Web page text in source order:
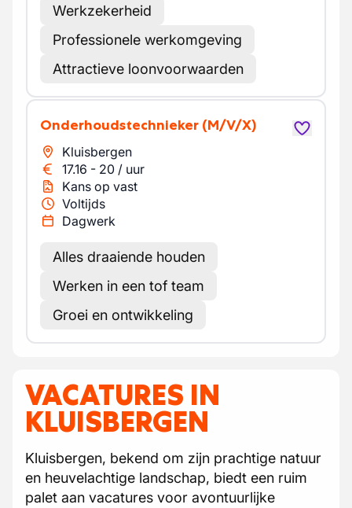
Werkzekerheid
Professionele werkomgeving
Attractieve loonvoorwaarden
Onderhoudstechnieker (M/V/X)
Kluisbergen
17.16 - 20 / uur
Kans op vast
Voltijds
Dagwerk
Alles draaiende houden
Werken in een tof team
Groei en ontwikkeling
VACATURES IN
KLUISBERGEN
Kluisbergen, bekend om zijn prachtige natuur
en heuvelachtige landschap, biedt een ruim
palet aan vacatures voor avontuurlijke